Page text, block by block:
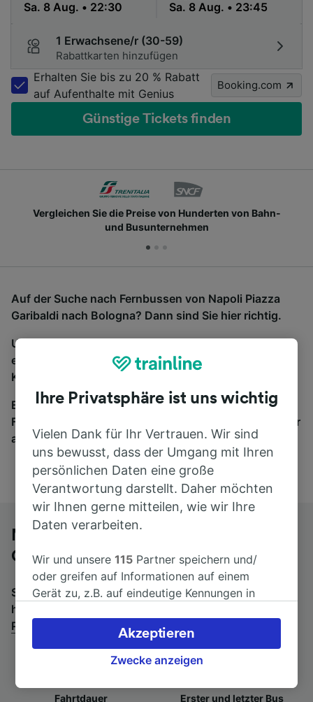
1 Erwachsene/r (30-59)
Rabattkarten hinzufügen
Erhalten Sie bis zu 20 % Rabatt
auf Aufenthalte mit Genius
Booking.com
Günstige Tickets finden
Vergleichen Sie die Preise von Hunderten von Bahn-
und Busunternehmen
Auf der Suche nach Fernbussen von Napoli Piazza
Garibaldi nach Bologna? Dann sind Sie hier richtig.
Um Bustickets zu finden, starten Sie einfach oben
eine Suche und wir vergleichen Fahrtzeiten und
Kosten für Bahn- und Busreisen miteinander.
Egal, wohin die Reise geht – starten Sie mit uns.
Finden Sie hier Fahrkarten für Verbindungen von mehr
als 170 Bahn- und Busunternehmen.
Mit dem Fernbus von Napoli Piazza
Garibaldi nach Bologna
Suchen Sie nach einem Rückfahrtticket? Dann bitte
hier entlang:
Piazza Garibaldi
Fahrtdauer Erster und letzter Bus
Ihre Privatsphäre ist uns wichtig
Vielen Dank für Ihr Vertrauen. Wir sind
uns bewusst, dass der Umgang mit Ihren
persönlichen Daten eine große
Verantwortung darstellt. Daher möchten
wir Ihnen gerne mitteilen, wie wir Ihre
Daten verarbeiten.
Wir und unsere115 Partner speichern und/
oder greifen auf Informationen auf einem
Gerät zu, z.B. auf eindeutige Kennungen in
verarbeiten. Sie können Ihre Präferenzen
akzeptieren oder verwalten, einschließlich
Ihres Widerspruchsrechts bei berechtigtem
besuchen Sie jederzeit die Seite der
Zwecke anzeigen
Akzeptieren